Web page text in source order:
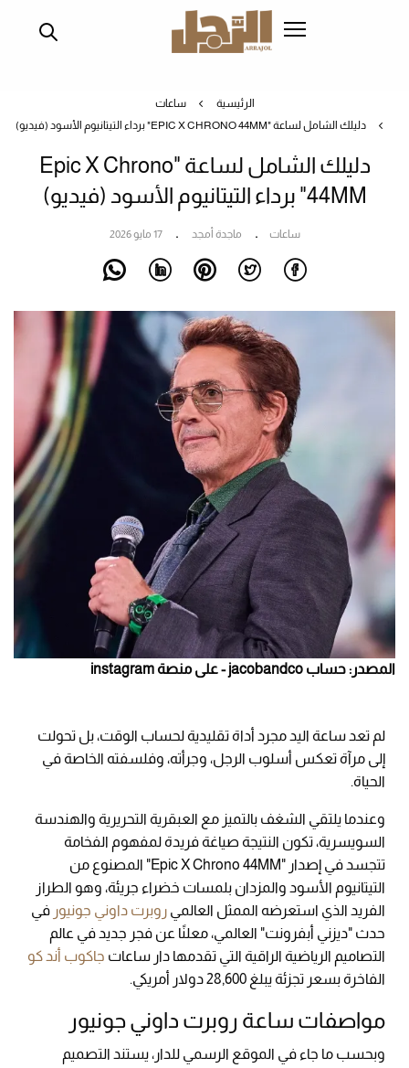
الرئيسية
ساعات
دليلك الشامل لساعة "EPIC X CHRONO 44MM" برداء التيتانيوم الأسود (فيديو)
دليلك الشامل لساعة "Epic X Chrono
44MM" برداء التيتانيوم الأسود (فيديو)
ساعات ماجدة أمجد 17 مايو 2026
المصدر: حساب jacobandco - على منصة instagram
لم تعد ساعة اليد مجرد أداة تقليدية لحساب الوقت، بل تحولت
إلى مرآة تعكس أسلوب الرجل، وجرأته، وفلسفته الخاصة في
الحياة.
وعندما يلتقي الشغف بالتميز مع العبقرية التحريرية والهندسة
السويسرية، تكون النتيجة صياغة فريدة لمفهوم الفخامة
تتجسد في إصدار "Epic X Chrono 44MM" المصنوع من
التيتانيوم الأسود والمزدان بلمسات خضراء جريئة، وهو الطراز
الفريد الذي استعرضه الممثل العالمي روبرت داوني جونيور في
حدث "ديزني أبفرونت" العالمي، معلنًا عن فجر جديد في عالم
التصاميم الرياضية الراقية التي تقدمها دار ساعات جاكوب أند كو
الفاخرة بسعر تجزئة يبلغ 28,600 دولار أمريكي.
مواصفات ساعة روبرت داوني جونيور
وبحسب ما جاء في الموقع الرسمي للدار، يستند التصميم